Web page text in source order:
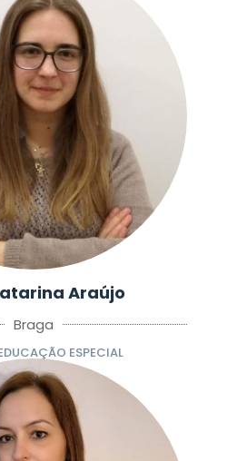
Araújo
Braga
ESPECIAL